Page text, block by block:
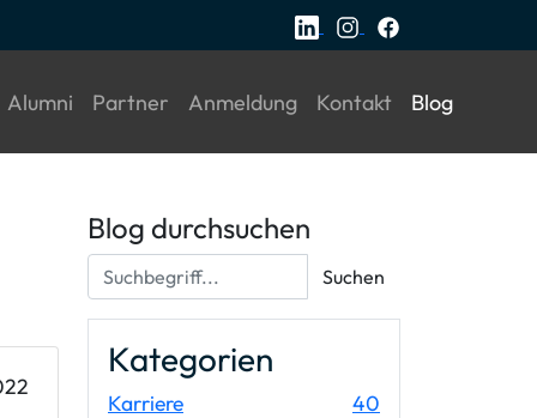
Alumni (current)
Partner (current)
Anmeldung(current)
Kontakt (current)
Blog(current)
Blog durchsuchen
Suchbegriff... Suchen
Kategorien
Karriere 40